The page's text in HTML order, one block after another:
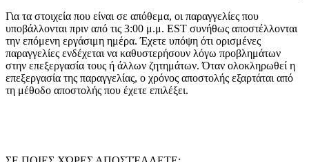
Για τα στοιχεία που είναι σε απόθεμα, οι παραγγελίες που
υποβάλλονται πριν από τις 3:00 μ.μ. EST συνήθως αποστέλλονται
την επόμενη εργάσιμη ημέρα. Έχετε υπόψη ότι ορισμένες
παραγγελίες ενδέχεται να καθυστερήσουν λόγω προβλημάτων
στην επεξεργασία τους ή άλλων ζητημάτων. Όταν ολοκληρωθεί η
επεξεργασία της παραγγελίας, ο χρόνος αποστολής εξαρτάται από
τη μέθοδο αποστολής που έχετε επιλέξει.